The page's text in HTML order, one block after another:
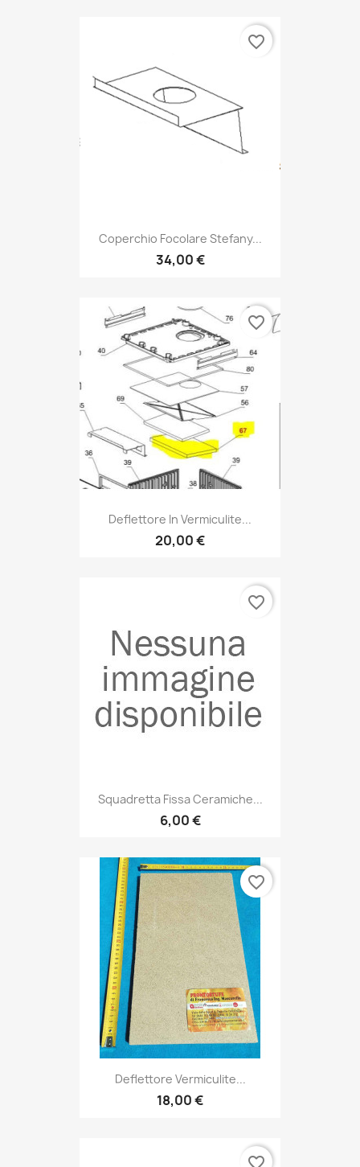
Coperchio Focolare Stefany...
34,00 €
favorite_border
Deflettore In Vermiculite...
20,00 €
favorite_border
Squadretta Fissa Ceramiche...
6,00 €
favorite_border
Deflettore Vermiculite...
18,00 €
favorite_border
favorite_border